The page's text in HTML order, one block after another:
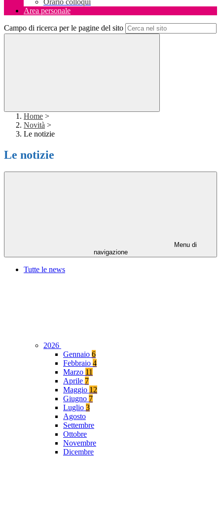
Orario colloqui
Area personale
Campo di ricerca per le pagine del sito
Home >
Novità >
Le notizie
Le notizie
Menu di
navigazione
Tutte le news
2026
Gennaio 6
Febbraio 4
Marzo 11
Aprile 7
Maggio 12
Giugno 7
Luglio 3
Agosto
Settembre
Ottobre
Novembre
Dicembre